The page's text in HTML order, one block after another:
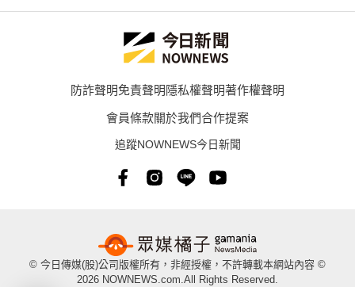
防詐聲明免責聲明隱私權聲明著作權聲明
會員條款關於我們合作提案
追蹤NOWNEWS今日新聞
© 今日傳媒(股)公司版權所有，非經授權，不許轉載本網站內容 ©
2026 NOWNEWS.com.All Rights Reserved.